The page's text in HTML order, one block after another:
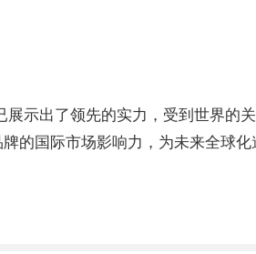
示出了领先的实力，受到世界的
的国际市场影响力，为未来全球化